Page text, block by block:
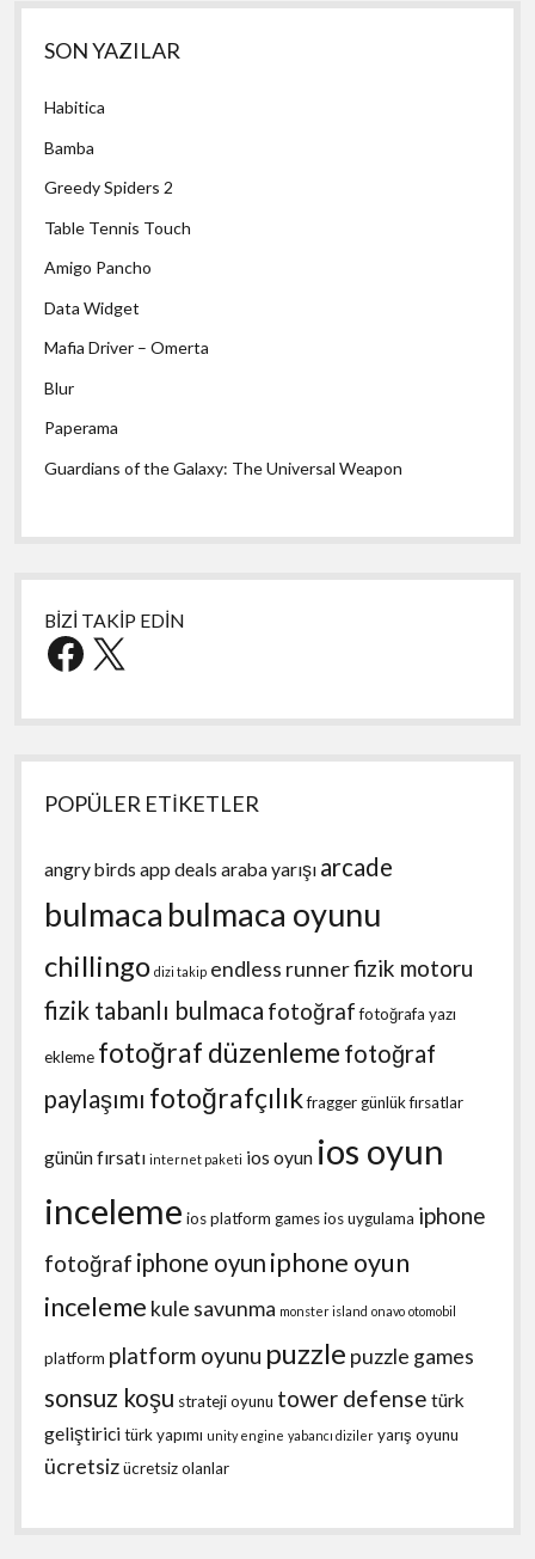
Yan
Menü
SON YAZILAR
Habitica
Bamba
Greedy Spiders 2
Table Tennis Touch
Amigo Pancho
Data Widget
Mafia Driver – Omerta
Blur
Paperama
Guardians of the Galaxy: The Universal Weapon
BİZİ TAKİP EDİN
Facebook
X
POPÜLER ETİKETLER
angry birds app deals araba yarışı arcade
bulmaca bulmaca oyunu
chillingo dizi takip endless runnerfizik motoru
fizik tabanlı bulmaca fotoğraf fotoğrafa yazı
ekleme fotoğraf düzenleme fotoğraf
paylaşımı fotoğrafçılıkfraggergünlük fırsatlar
günün fırsatı internet paketi ios oyun ios oyun
inceleme ios platform gamesios uygulama iphone
fotoğraf iphone oyun iphone oyun
inceleme kule savunma monster island onavo otomobil
platform platform oyunu puzzle puzzle games
sonsuz koşu strateji oyunu tower defense türk
geliştiricitürk yapımı unity engine yabancı diziler yarış oyunu
ücretsizücretsiz olanlar